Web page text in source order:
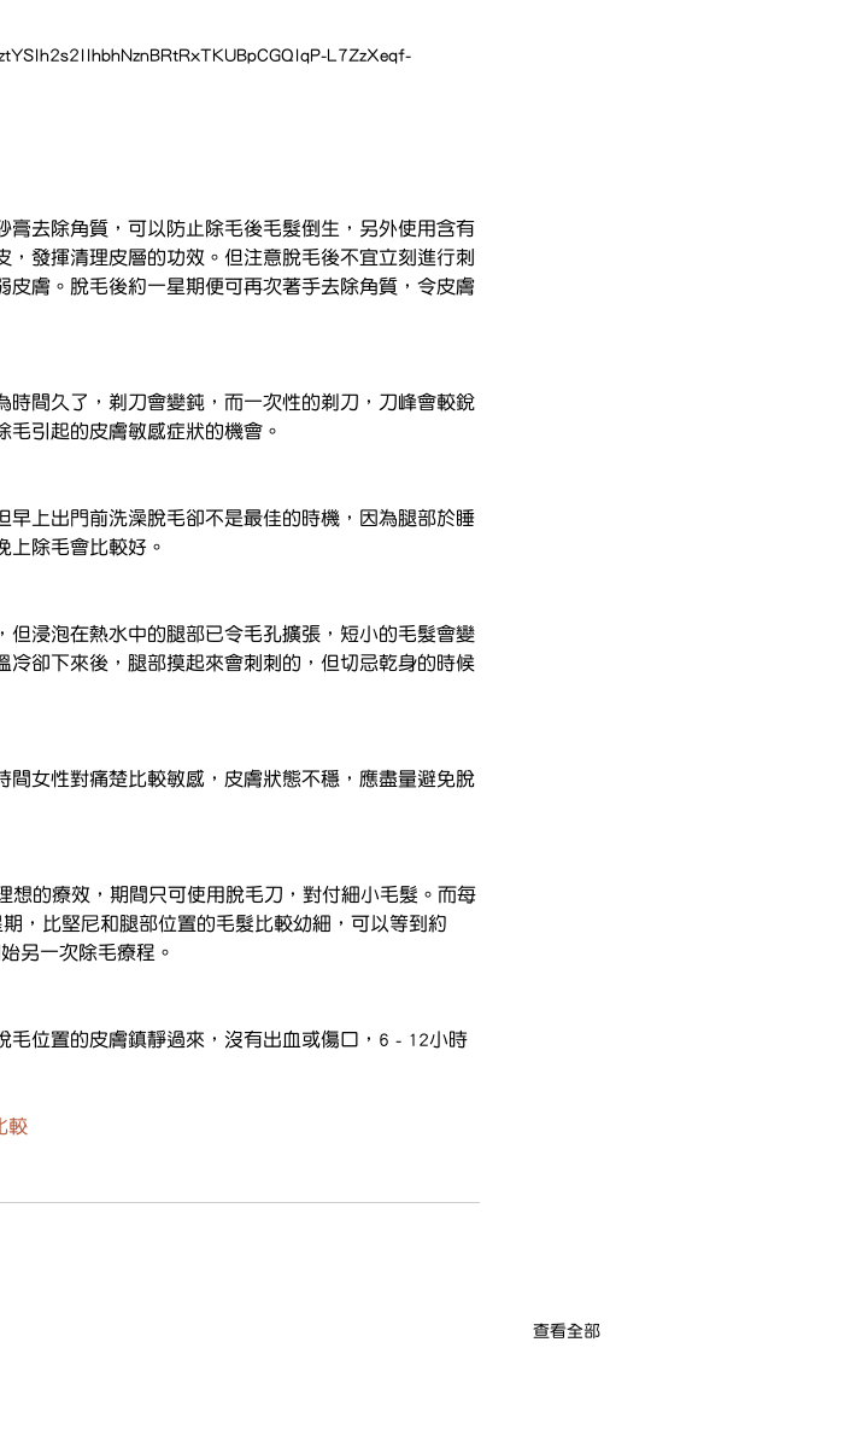
L7ZzXeqf-
去除角質，可以防止除毛後毛髮倒生，另外使用含有
發揮清理皮層的功效。但注意脫毛後不宜立刻進行刺
膚。脫毛後約一星期便可再次著手去除角質，令皮膚
時間久了，剃刀會變鈍，而一次性的剃刀，刀峰會較銳
引起的皮膚敏感症狀的機會。
上出門前洗澡脫毛卻不是最佳的時機，因為腿部於睡
上除毛會比較好。
浸泡在熱水中的腿部已令毛孔擴張，短小的毛髮會變
卻下來後，腿部摸起來會刺刺的，但切忌乾身的時候
女性對痛楚比較敏感，皮膚狀態不穩，應盡量避免脫
想的療效，期間只可使用脫毛刀，對付細小毛髮。而每
，比堅尼和腿部位置的毛髮比較幼細，可以等到約
另一次除毛療程。
毛位置的皮膚鎮靜過來，沒有出血或傷口，6 - 12小時
較
查看全部